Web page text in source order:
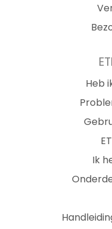
Heb
Ik